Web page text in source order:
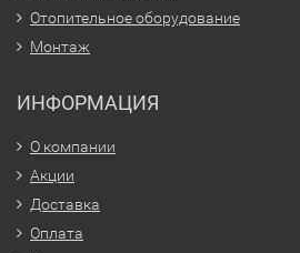
Отопительное оборудование
Монтаж
ИНФОРМАЦИЯ
О компании
Акции
Доставка
Оплата